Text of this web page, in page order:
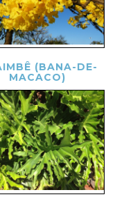
(BANA-DE-
MACACO)